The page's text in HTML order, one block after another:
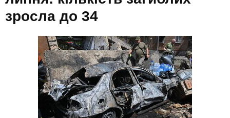
зросла до 34